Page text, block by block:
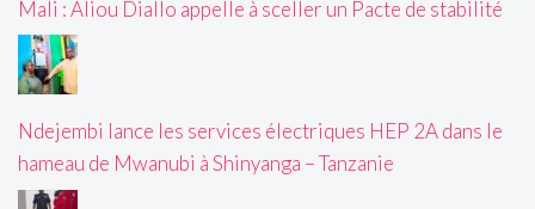
Mali : Aliou Diallo appelle à sceller un Pacte de stabilité
Ndejembi lance les services électriques HEP 2A dans le
hameau de Mwanubi à Shinyanga – Tanzanie